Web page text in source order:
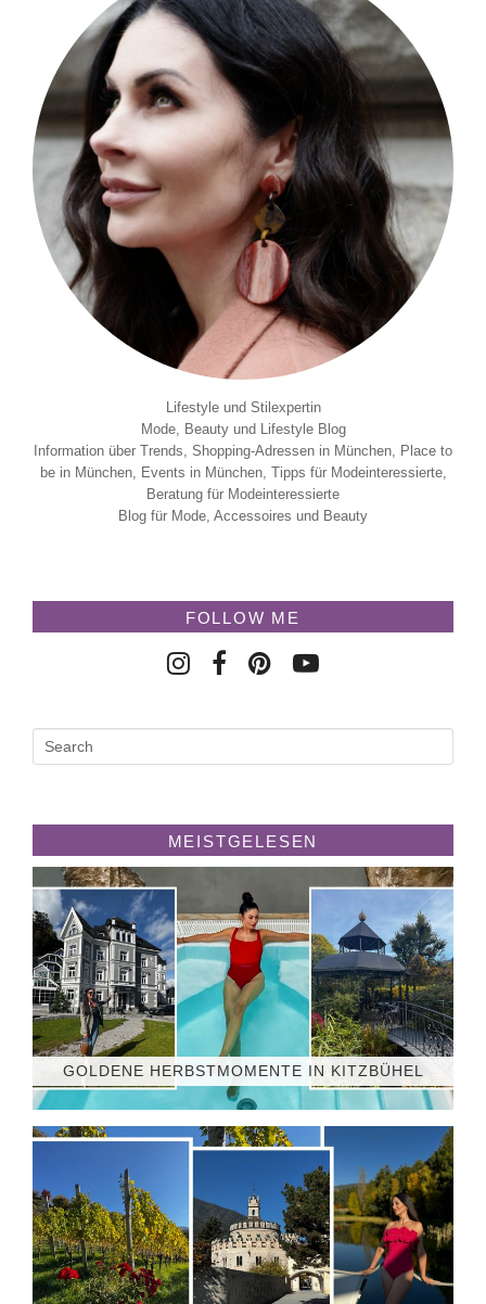
Lifestyle und Stilexpertin
Mode, Beauty und Lifestyle Blog
Information über Trends, Shopping-Adressen in München, Place to
be in München, Events in München, Tipps für Modeinteressierte,
Beratung für Modeinteressierte
Blog für Mode, Accessoires und Beauty
FOLLOW ME
MEISTGELESEN
GOLDENE HERBSTMOMENTE IN KITZBÜHEL